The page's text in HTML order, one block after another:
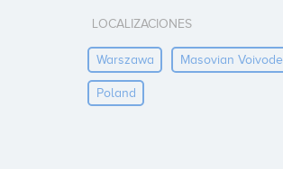
LOCALIZACIONES
Warszawa Masovian
Poland